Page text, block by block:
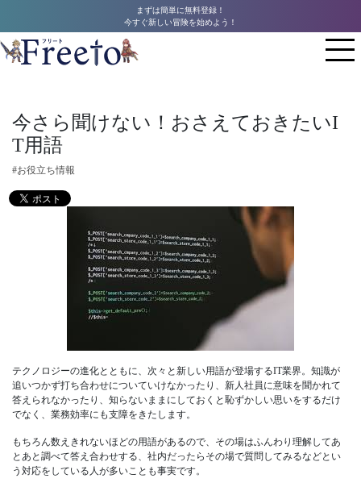
まずは簡単に無料登録！
今すぐ新しい冒険を始めよう！
今さら聞けない！おさえておきたいI
T用語
#お役立ち情報
テクノロジーの進化とともに、次々と新しい用語が登場するIT業界。知識が
追いつかず打ち合わせについていけなかったり、新人社員に意味を聞かれて
答えられなかったり、知らないままにしておくと恥ずかしい思いをするだけ
でなく、業務効率にも支障をきたします。
もちろん数えきれないほどの用語があるので、その場はふんわり理解してあ
とあと調べて答え合わせする、社内だったらその場で質問してみるなどとい
う対応をしている人が多いことも事実です。